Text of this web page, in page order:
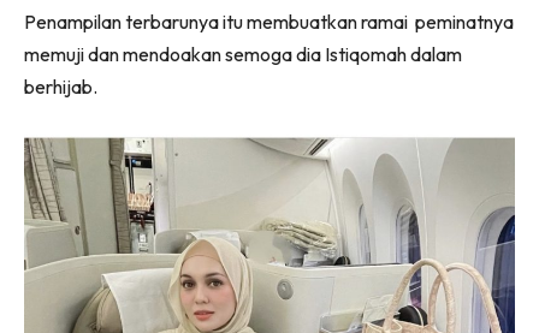
Penampilan terbarunya itu membuatkan ramai peminatnya
memuji dan mendoakan semoga dia Istiqomah dalam
berhijab.